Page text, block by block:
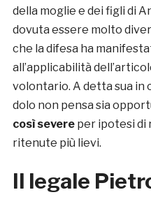
della moglie e dei figli di
dovuta essere molto
che la difesa ha
all’applicabilità
volontario. A detta sua in
dolo non pensa sia
così severeper ipotesi di
ritenute più lievi.
Il legale